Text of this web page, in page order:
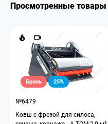
Просмотренные товары
Бронь 25%
№6479
Ковш с фрезой для силоса,